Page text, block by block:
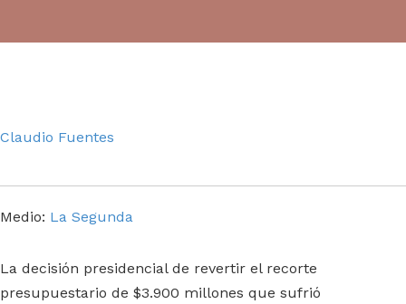
Claudio Fuentes
Medio: La Segunda
La decisión presidencial de revertir el recorte
presupuestario de $3.900 millones que sufrió